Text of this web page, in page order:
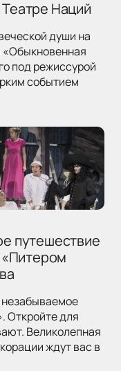
Наций
души на
«Обыкновенная
под режиссурой
событием
путешествие
«Питером
незабываемое
Откройте для
Великолепная
ждут вас в